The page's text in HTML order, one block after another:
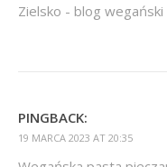
Zielsko - blog wegański
PINGBACK:
19 MARCA 2023 AT 20:35